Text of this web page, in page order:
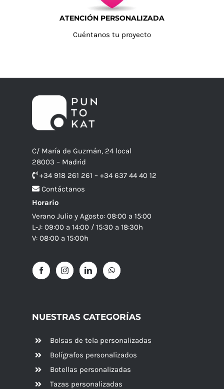
ATENCIÓN PERSONALIZADA
Cuéntanos tu proyecto
C/ María de Guzmán, 24 local
28003 – Madrid
+34 918 261 261 – +34 637 44 40 12
Contáctanos
Horario
Verano Julio y Agosto: 08:00 a 15:00
L-J: 09:00 a 14:00 / 15:30 a 18:30h
V: 08:00 a 15:00h
NUESTRAS CATEGORÍAS
Bolsas de tela personalizadas
Bolígrafos personalizados
Botellas personalizadas
Tazas personalizadas